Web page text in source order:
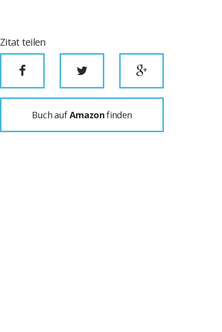
Zitat teilen
Buch aufAmazonfinden